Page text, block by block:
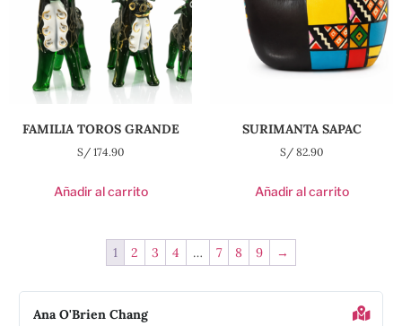
FAMILIA TOROS GRANDE
S/ 174.90
Añadir al carrito
SURIMANTA SAPAC
S/ 82.90
Añadir al carrito
1 2 3 4 … 7 8 9 →
Ana O'Brien Chang